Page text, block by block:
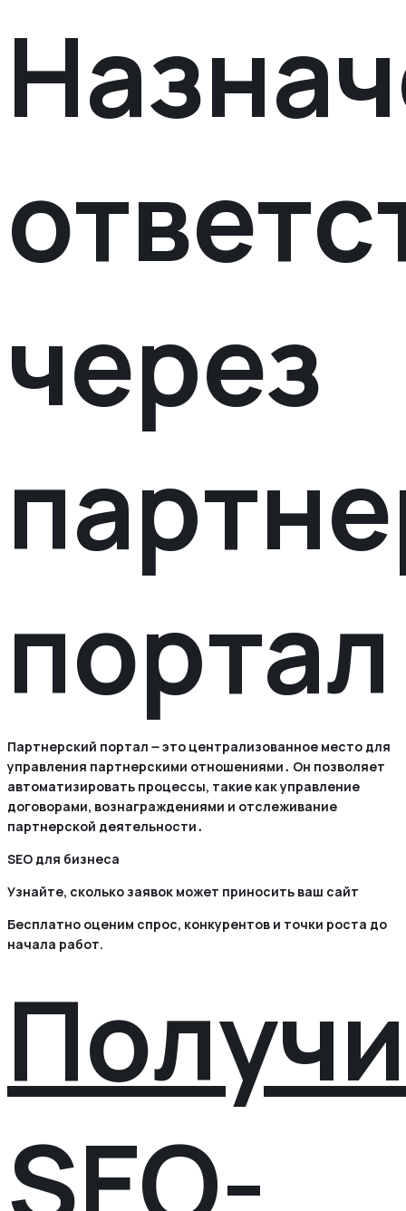
через
портал
Партнерский портал ౼ это централизованное место для
управления партнерскими отношениями․ Он позволяет
автоматизировать процессы, такие как управление
договорами, вознаграждениями и отслеживание
партнерской деятельности․
SEO для бизнеса
Узнайте, сколько заявок может приносить ваш сайт
Бесплатно оценим спрос, конкурентов и точки роста до
начала работ.